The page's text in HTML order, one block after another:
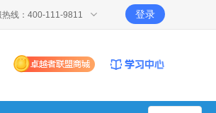
热线：400-111-9811 登录